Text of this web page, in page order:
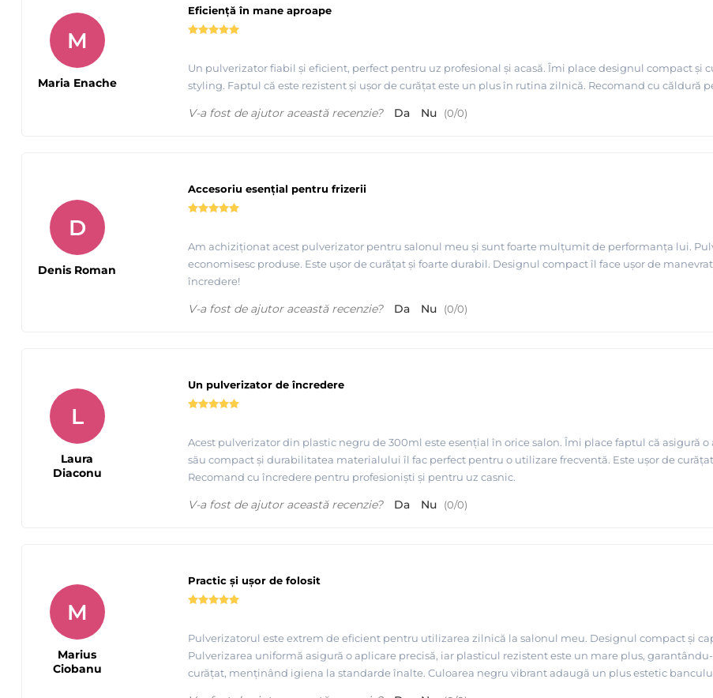
Eficiență în mane aproape
Un pulverizator fiabil și eficient, perfect pentru uz profesional și acasă. Îmi place designul compact
styling. Faptul că este rezistent și ușor de curățat este un plus în rutina zilnică. Recomand cu căldură
M
Maria Enache
V-a fost de ajutor această recenzie? Da Nu (0/0)
Accesoriu esențial pentru frizerii
Am achiziționat acest pulverizator pentru salonul meu și sunt foarte mulțumit de performanța lui.
economisesc produse. Este ușor de curățat și foarte durabil. Designul compact îl face ușor de
încredere!
D
Denis Roman
V-a fost de ajutor această recenzie? Da Nu (0/0)
Un pulverizator de încredere
Acest pulverizator din plastic negru de 300ml este esențial în orice salon. Îmi place faptul că asigură
său compact și durabilitatea materialului îl fac perfect pentru o utilizare frecventă. Este ușor de
Recomand cu încredere pentru profesioniști și pentru uz casnic.
L
Laura
Diaconu
V-a fost de ajutor această recenzie? Da Nu (0/0)
Practic și ușor de folosit
Pulverizatorul este extrem de eficient pentru utilizarea zilnică la salonul meu. Designul compact și
Pulverizarea uniformă asigură o aplicare precisă, iar plasticul rezistent este un mare plus,
curățat, menținând igiena la standarde înalte. Culoarea negru vibrant adaugă un plus estetic
M
Marius
Ciobanu